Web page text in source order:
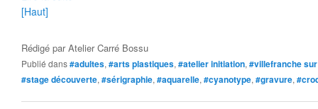
[Haut]
Rédigé parAtelier Carré Bossu
Publié dans#adultes, #arts plastiques, #atelier initiation, #villefranche
#stage découverte, #sérigraphie, #aquarelle, #cyanotype, #gravure,